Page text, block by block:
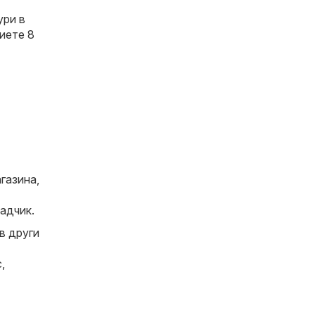
в
8
други
,